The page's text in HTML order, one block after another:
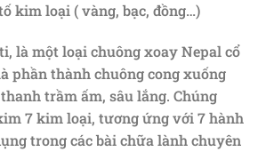
kim loại ( vàng, bạc, đồng…)
là một loại chuông xoay Nepal cổ
phần thành chuông cong xuống
trầm ấm, sâu lắng. Chúng
7 kim loại, tương ứng với 7 hành
trong các bài chữa lành chuyên